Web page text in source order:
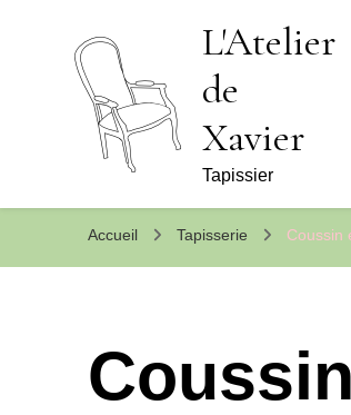
L'Atelier
de
Xavier
Tapissier
Accueil Tapisserie Coussin